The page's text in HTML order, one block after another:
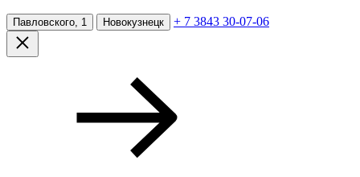
Павловского, 1 Новокузнецк + 7 3843 30-07-06